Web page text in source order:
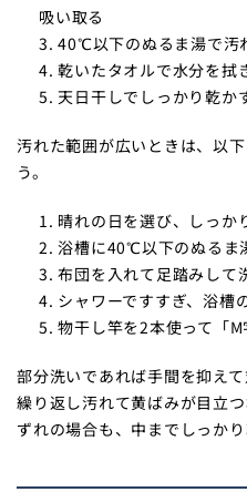
吸い取る
40℃以下のぬるま湯で汚
乾いたタオルで水分を拭
天日干しでしっかり乾か
汚れた範囲が広いときは、以
う。
晴れの日を選び、しっか
浴槽に40℃以下のぬるま
布団を入れて足踏みして
シャワーですすぎ、浴槽
物干し竿を2本使って「
部分洗いであれば手間を抑え
繰り返し汚れて黄ばみが目立
ずれの場合も、中までしっか